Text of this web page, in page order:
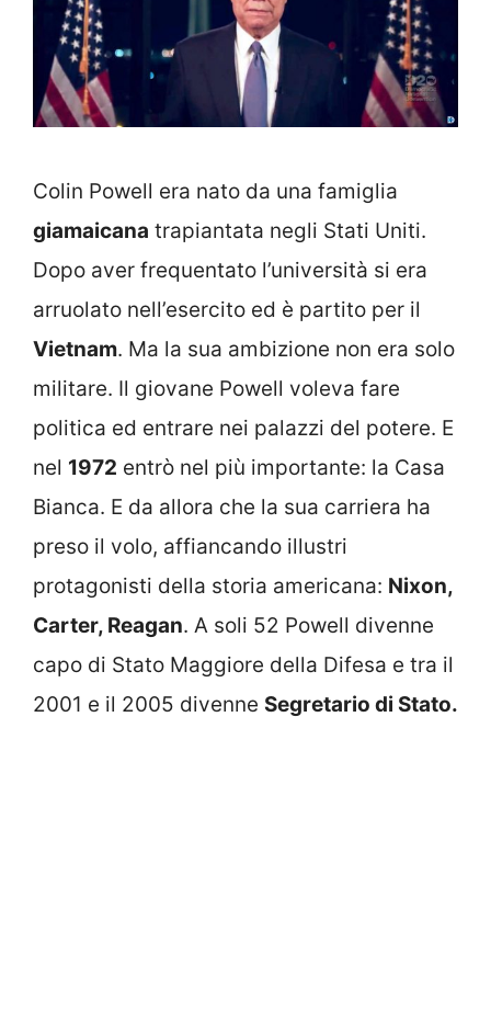
Colin Powell era nato da una famiglia
giamaicana trapiantata negli Stati Uniti.
Dopo aver frequentato l’università si era
arruolato nell’esercito ed è partito per il
Vietnam. Ma la sua ambizione non era solo
militare. Il giovane Powell voleva fare
politica ed entrare nei palazzi del potere. E
nel 1972 entrò nel più importante: la Casa
Bianca. E da allora che la sua carriera ha
preso il volo, affiancando illustri
protagonisti della storia americana: Nixon,
Carter, Reagan. A soli 52 Powell divenne
capo di Stato Maggiore della Difesa e tra il
2001 e il 2005 divenne Segretario di Stato.